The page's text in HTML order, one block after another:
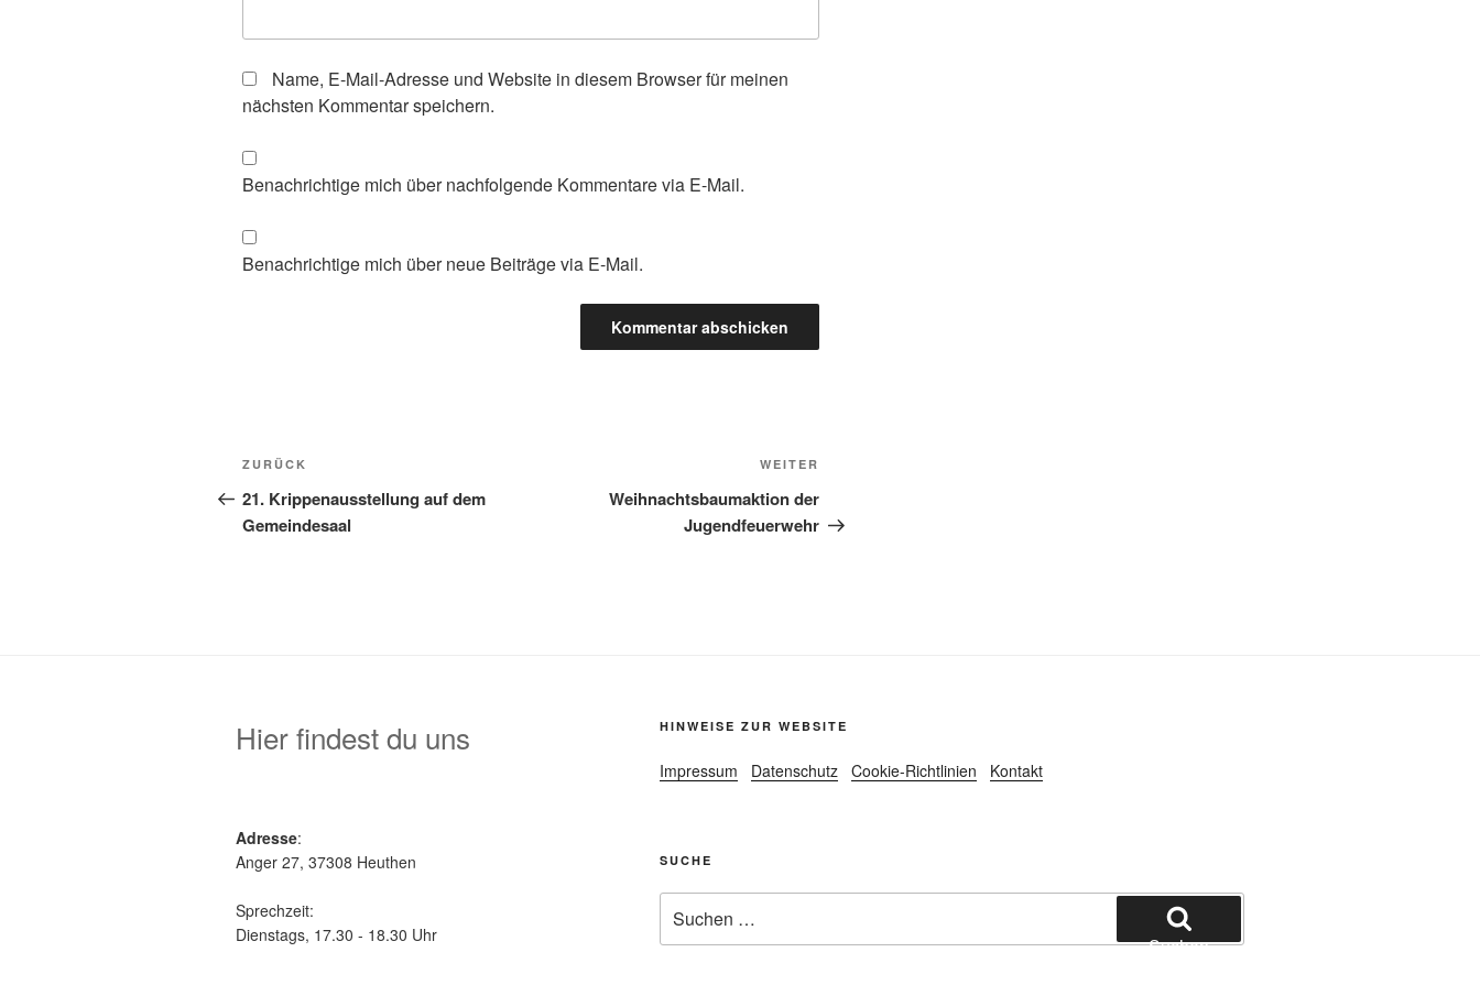
Name, E-Mail-Adresse und Website in diesem Browser für meinen
nächsten Kommentar speichern.
Benachrichtige mich über nachfolgende Kommentare via E-Mail.
Benachrichtige mich über neue Beiträge via E-Mail.
Beitragsnavigation
Vorheriger
Beitrag
ZURÜCK
21. Krippenausstellung auf dem
Gemeindesaal
Beitrag
WEITER
Weihnachtsbaumaktion der
Jugendfeuerwehr
Hier findest du uns
Adresse:
Anger 27, 37308 Heuthen
Sprechzeit:
Dienstags, 17.30 - 18.30 Uhr
HINWEISE ZUR WEBSITE
Impressum Datenschutz Cookie-Richtlinien Kontakt
SUCHE
nach:
Suchen